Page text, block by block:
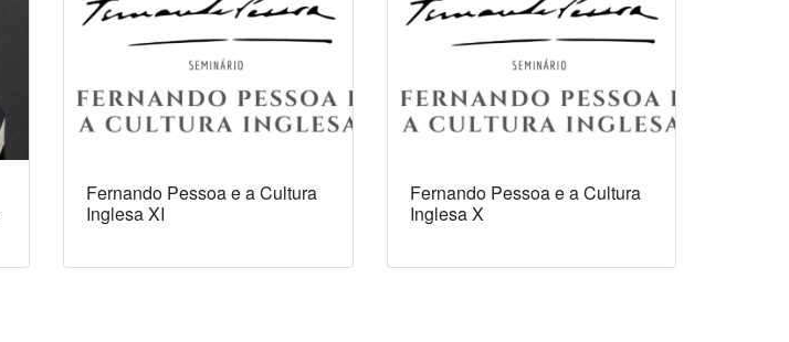
Fernando Pessoa e a Cultura
Inglesa XI
Fernando Pessoa e a Cultura
Inglesa X